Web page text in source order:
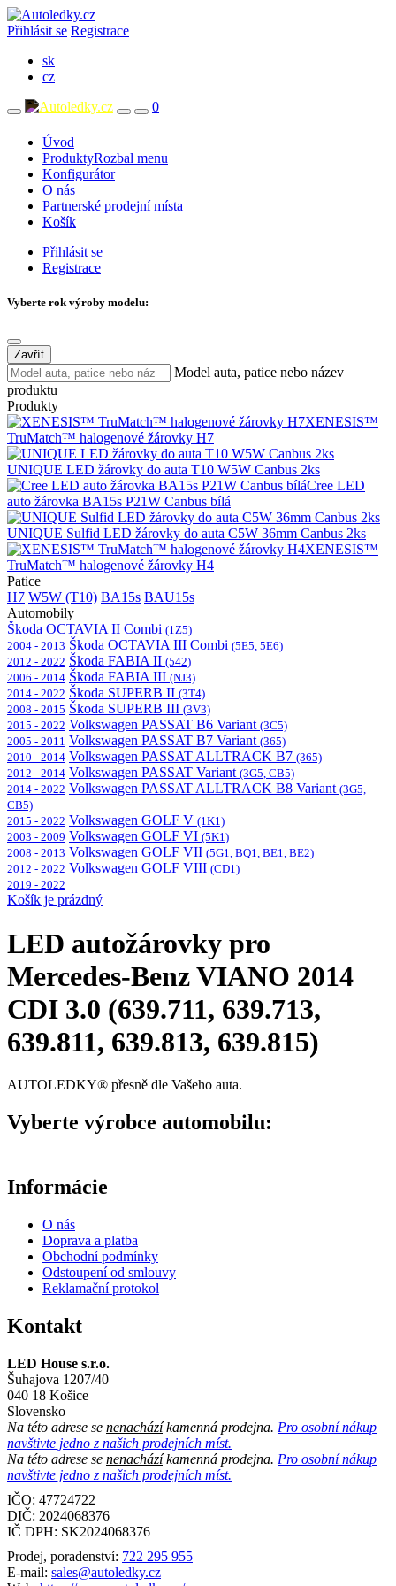
Přihlásit se Registrace
sk
cz
0
Úvod
ProduktyRozbal menu
Konfigurátor
O nás
Partnerské prodejní místa
Košík
Přihlásit se
Registrace
Vyberte rok výroby modelu:
Zavřít
Model auta, patice nebo název
produktu
Produkty
XENESIS™
TruMatch™ halogenové žárovky H7
UNIQUE LED žárovky do auta T10 W5W Canbus 2ks
Cree LED
auto žárovka BA15s P21W Canbus bílá
UNIQUE Sulfid LED žárovky do auta C5W 36mm Canbus 2ks
XENESIS™
TruMatch™ halogenové žárovky H4
Patice
H7 W5W (T10) BA15s BAU15s
Automobily
Škoda OCTAVIA II Combi (1Z5)
2004 - 2013 Škoda OCTAVIA III Combi (5E5, 5E6)
2012 - 2022 Škoda FABIA II (542)
2006 - 2014 Škoda FABIA III (NJ3)
2014 - 2022 Škoda SUPERB II (3T4)
2008 - 2015 Škoda SUPERB III (3V3)
2015 - 2022 Volkswagen PASSAT B6 Variant (3C5)
2005 - 2011 Volkswagen PASSAT B7 Variant (365)
2010 - 2014 Volkswagen PASSAT ALLTRACK B7 (365)
2012 - 2014 Volkswagen PASSAT Variant (3G5, CB5)
2014 - 2022 Volkswagen PASSAT ALLTRACK B8 Variant (3G5,
CB5)
2015 - 2022 Volkswagen GOLF V (1K1)
2003 - 2009 Volkswagen GOLF VI (5K1)
2008 - 2013 Volkswagen GOLF VII (5G1, BQ1, BE1, BE2)
2012 - 2022 Volkswagen GOLF VIII (CD1)
2019 - 2022
Košík je prázdný
LED autožárovky pro
Mercedes-Benz VIANO 2014
CDI 3.0 (639.711, 639.713,
639.811, 639.813, 639.815)
AUTOLEDKY® přesně dle Vašeho auta.
Vyberte výrobce automobilu:
Informácie
O nás
Doprava a platba
Obchodní podmínky
Odstoupení od smlouvy
Reklamační protokol
Kontakt
LED House s.r.o.
Šuhajova 1207/40
040 18 Košice
Slovensko
Na této adrese se nenacházíkamenná prodejna. Pro osobní nákup
navštivte jedno z našich prodejních míst.
Na této adrese se nenacházíkamenná prodejna. Pro osobní nákup
navštivte jedno z našich prodejních míst.
IČO: 47724722
DIČ: 2024068376
IČ DPH: SK2024068376
Prodej, poradenství: 722 295 955
E-mail: sales@autoledky.cz